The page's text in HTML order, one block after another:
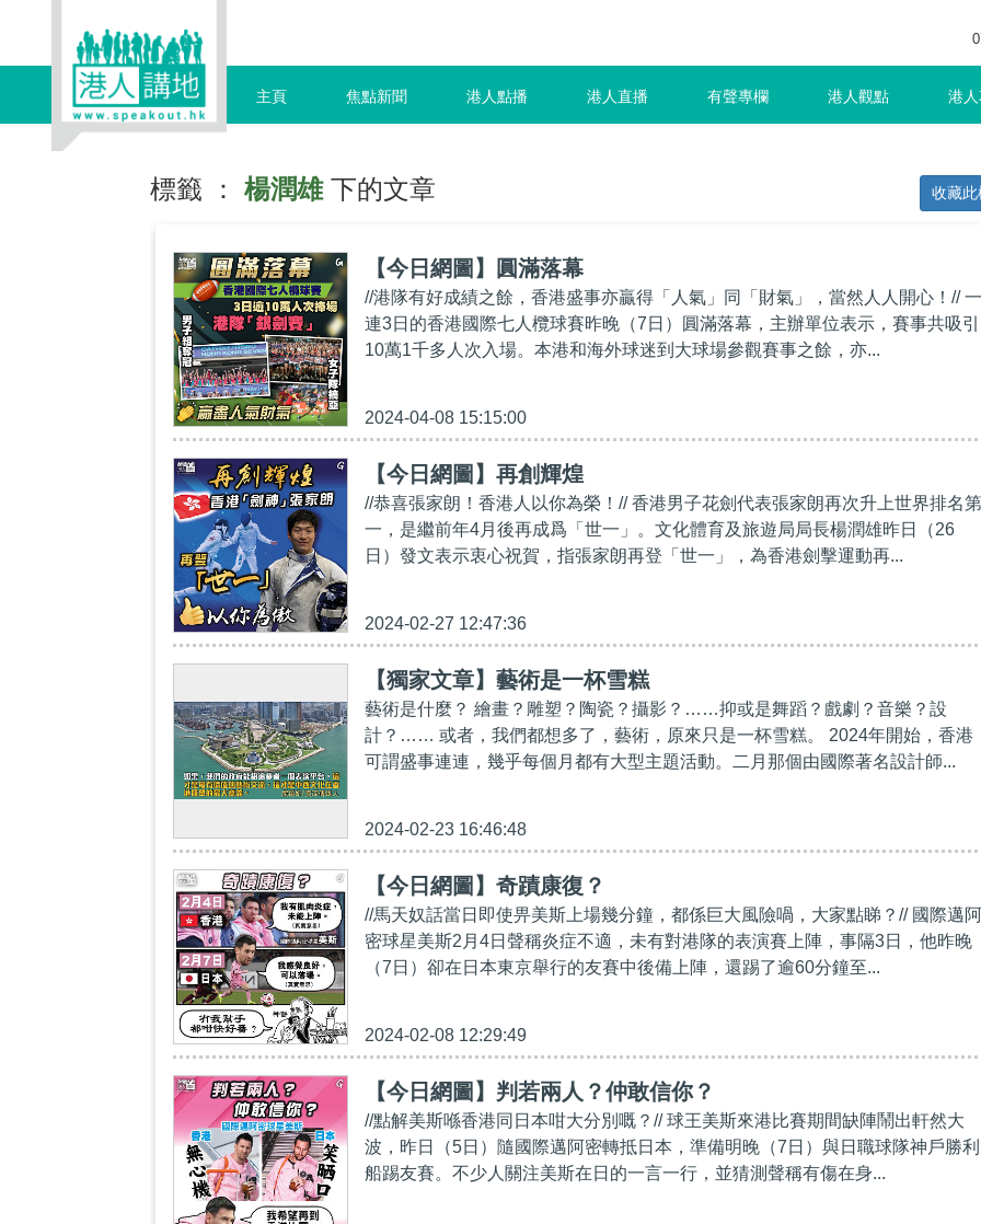
主頁 焦點新聞 港人點播 港人直播 有聲專欄 港人觀點 港
標籤 ： 楊潤雄下的文章 收藏此
【今日網圖】圓滿落幕
//港隊有好成績之餘，香港盛事亦贏得「人氣」同「財氣」，當然人人開心！// 一
連3日的香港國際七人欖球賽昨晚（7日）圓滿落幕，主辦單位表示，賽事共吸引
10萬1千多人次入場。本港和海外球迷到大球場參觀賽事之餘，亦...
2024-04-08 15:15:00
【今日網圖】再創輝煌
//恭喜張家朗！香港人以你為榮！// 香港男子花劍代表張家朗再次升上世界排名第
一，是繼前年4月後再成爲「世一」。文化體育及旅遊局局長楊潤雄昨日（26
日）發文表示衷心祝賀，指張家朗再登「世一」，為香港劍擊運動再...
2024-02-27 12:47:36
【獨家文章】藝術是一杯雪糕
藝術是什麼？ 繪畫？雕塑？陶瓷？攝影？……抑或是舞蹈？戲劇？音樂？設
計？…… 或者，我們都想多了，藝術，原來只是一杯雪糕。 2024年開始，香港
可謂盛事連連，幾乎每個月都有大型主題活動。二月那個由國際著名設計師...
2024-02-23 16:46:48
【今日網圖】奇蹟康復？
//馬天奴話當日即使畀美斯上場幾分鐘，都係巨大風險喎，大家點睇？// 國際邁阿
密球星美斯2月4日聲稱炎症不適，未有對港隊的表演賽上陣，事隔3日，他昨晚
（7日）卻在日本東京舉行的友賽中後備上陣，還踢了逾60分鐘至...
2024-02-08 12:29:49
【今日網圖】判若兩人？仲敢信你？
//點解美斯喺香港同日本咁大分別嘅？// 球王美斯來港比賽期間缺陣鬧出軒然大
波，昨日（5日）隨國際邁阿密轉抵日本，準備明晚（7日）與日職球隊神戶勝利
船踢友賽。不少人關注美斯在日的一言一行，並猜測聲稱有傷在身...